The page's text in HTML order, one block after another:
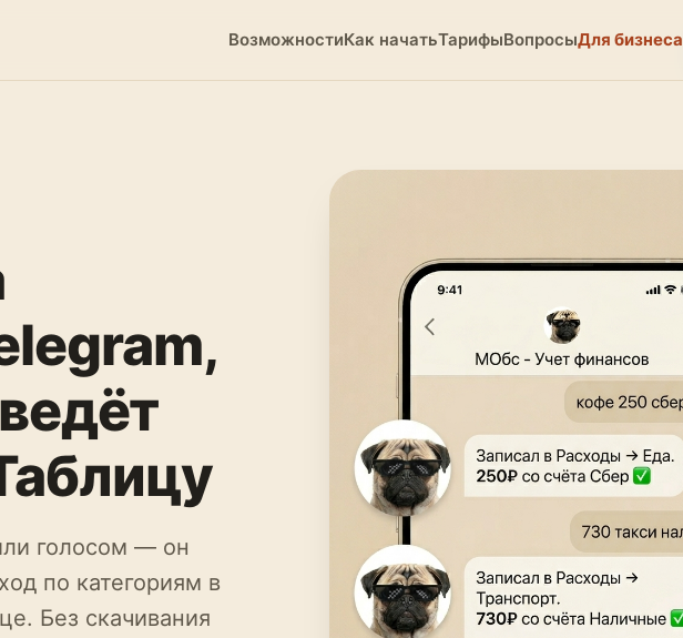
ВозможностиКак начатьТарифыВопросыДля бизнеса
голосом — он
по категориям в
Без скачивания